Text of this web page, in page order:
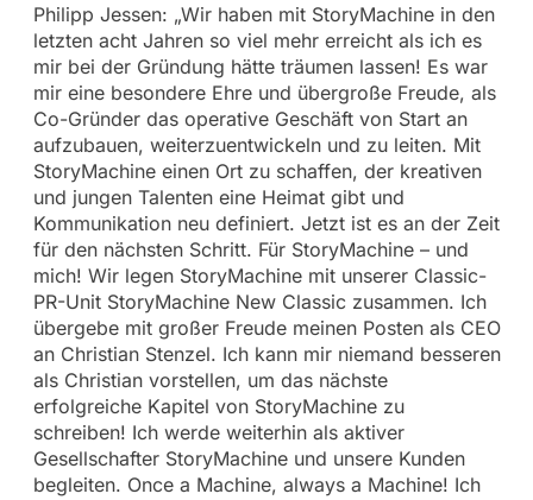
Philipp Jessen: „Wir haben mit StoryMachine in den
letzten acht Jahren so viel mehr erreicht als ich es
mir bei der Gründung hätte träumen lassen! Es war
mir eine besondere Ehre und übergroße Freude, als
Co-Gründer das operative Geschäft von Start an
aufzubauen, weiterzuentwickeln und zu leiten. Mit
StoryMachine einen Ort zu schaffen, der kreativen
und jungen Talenten eine Heimat gibt und
Kommunikation neu definiert. Jetzt ist es an der Zeit
für den nächsten Schritt. Für StoryMachine – und
mich! Wir legen StoryMachine mit unserer Classic-
PR-Unit StoryMachine New Classic zusammen. Ich
übergebe mit großer Freude meinen Posten als CEO
an Christian Stenzel. Ich kann mir niemand besseren
als Christian vorstellen, um das nächste
erfolgreiche Kapitel von StoryMachine zu
schreiben! Ich werde weiterhin als aktiver
Gesellschafter StoryMachine und unsere Kunden
begleiten. Once a Machine, always a Machine! Ich